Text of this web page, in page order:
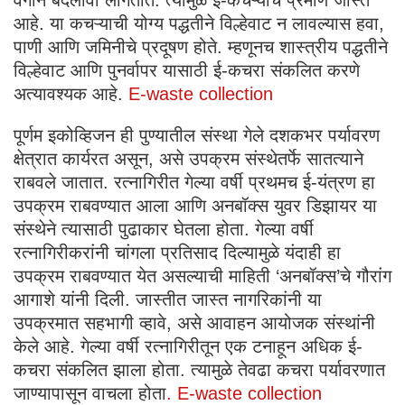
आहे. या कचऱ्याची योग्य पद्धतीने विल्हेवाट न लावल्यास हवा,
पाणी आणि जमिनीचे प्रदूषण होते. म्हणूनच शास्त्रीय पद्धतीने
विल्हेवाट आणि पुनर्वापर यासाठी ई-कचरा संकलित करणे
अत्यावश्यक आहे. E-waste collection
पूर्णम इकोव्हिजन ही पुण्यातील संस्था गेले दशकभर पर्यावरण
क्षेत्रात कार्यरत असून, असे उपक्रम संस्थेतर्फे सातत्याने
राबवले जातात. रत्नागिरीत गेल्या वर्षी प्रथमच ई-यंत्रण हा
उपक्रम राबवण्यात आला आणि अनबॉक्स युवर डिझायर या
संस्थेने त्यासाठी पुढाकार घेतला होता. गेल्या वर्षी
रत्नागिरीकरांनी चांगला प्रतिसाद दिल्यामुळे यंदाही हा
उपक्रम राबवण्यात येत असल्याची माहिती ‘अनबॉक्स’चे गौरांग
आगाशे यांनी दिली. जास्तीत जास्त नागरिकांनी या
उपक्रमात सहभागी व्हावे, असे आवाहन आयोजक संस्थांनी
केले आहे. गेल्या वर्षी रत्नागिरीतून एक टनाहून अधिक ई-
कचरा संकलित झाला होता. त्यामुळे तेवढा कचरा पर्यावरणात
जाण्यापासून वाचला होता. E-waste collection